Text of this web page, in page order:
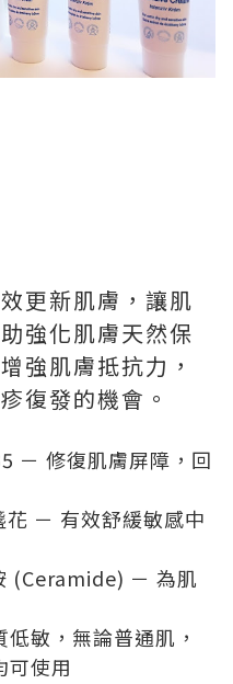
更新肌膚，讓肌
強化肌膚天然保
強肌膚抵抗力，
復發的機會。
－ 修復肌膚屏障，回
－ 有效舒緩敏感中
(Ceramide) － 為肌
敏，無論普通肌，
可使用